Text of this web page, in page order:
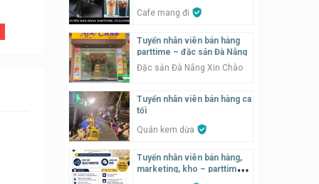
Cafe mang đi
Tuyển nhân viên bán hàng
parttime – đặc sản Đà Nẵng
Đặc sản Đà Nẵng Xin Chào
Tuyển nhân viên bán hàng ca
tối
Quán kem dừa
Tuyển nhân viên bán hàng,
marketing, kho – parttime,